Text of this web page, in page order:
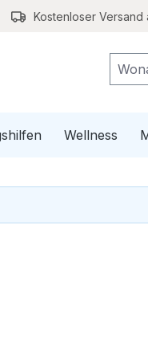
Kostenloser Versand
Kategorie Mobilität
Dropdown der
Wellness